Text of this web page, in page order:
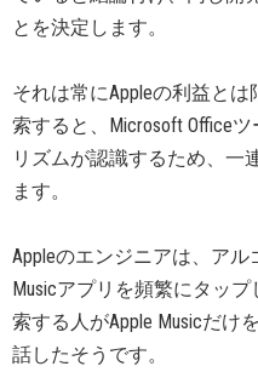
とを決定します。
それは常にAppleの利益と
索すると、Microsoft Office
リズムが認識するため、一
ます。
Appleのエンジニアは、ア
Musicアプリを頻繁にタッ
索する人がApple Musicだけ
話したそうです。